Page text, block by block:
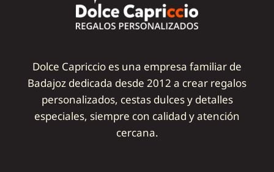
Dolce Capriccio es una empresa familiar de
Badajoz dedicada desde 2012 a crear regalos
personalizados, cestas dulces y detalles
especiales, siempre con calidad y atención
cercana.